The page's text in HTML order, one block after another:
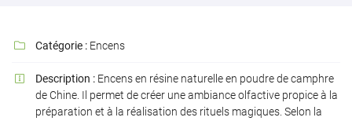
 Adresse email de réception
 Catégorie : Encens
 Description : Encens en résine naturelle en poudre de camphre
de Chine. Il permet de créer une ambiance olfactive propice à la
préparation et à la réalisation des rituels magiques. Selon la